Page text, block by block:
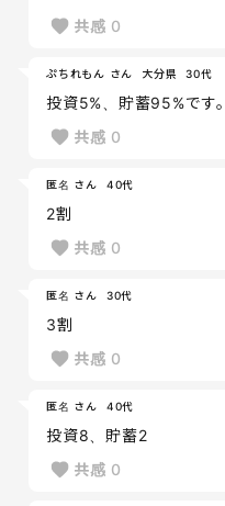
共感 0
ぷちれもん さん 大分県 30代
投資5%、貯蓄95%です。
共感 0
匿名 さん 40代
2割
共感 0
匿名 さん 30代
3割
共感 0
匿名 さん 40代
投資8、貯蓄2
共感 0